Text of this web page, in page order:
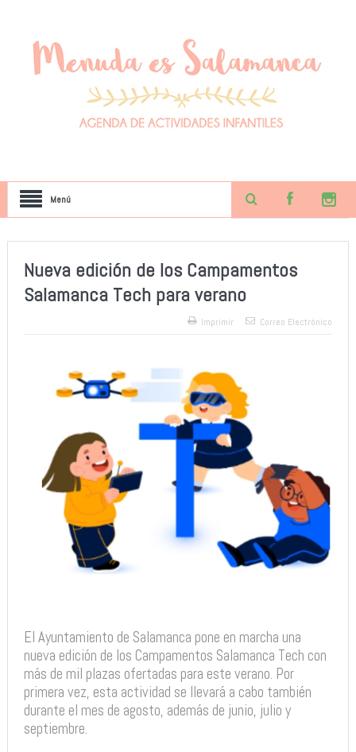
Menú
Nueva edición de los Campamentos
Salamanca Tech para verano
Imprimir Correo Electrónico
El Ayuntamiento de Salamanca pone en marcha una
nueva edición de los Campamentos Salamanca Tech con
más de mil plazas ofertadas para este verano. Por
primera vez, esta actividad se llevará a cabo también
durante el mes de agosto, además de junio, julio y
septiembre.